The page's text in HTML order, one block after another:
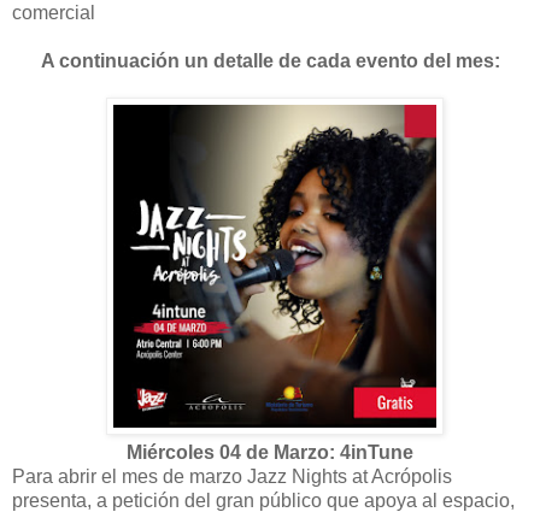
comercial
A continuación un detalle de cada evento del mes:
Miércoles 04 de Marzo: 4inTune
Para abrir el mes de marzo Jazz Nights at Acrópolis
presenta, a petición del gran público que apoya al espacio,